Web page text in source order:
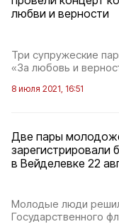
любви и верности
Три супружеские
«За любовь и
8 июля 2021, 16:51
Две пары
зарегистрировали
в Вейделевке 22
Молодые люди
Государственного